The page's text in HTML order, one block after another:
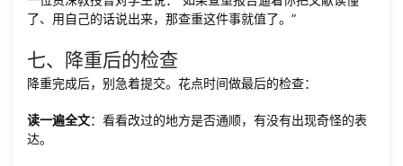
了、用自己的话说出来，那查重这件事就值了。”
七、降重后的检查
降重完成后，别急着提交。花点时间做最后的检查：
读一遍全文：看看改过的地方是否通顺，有没有出现奇怪的表
达。